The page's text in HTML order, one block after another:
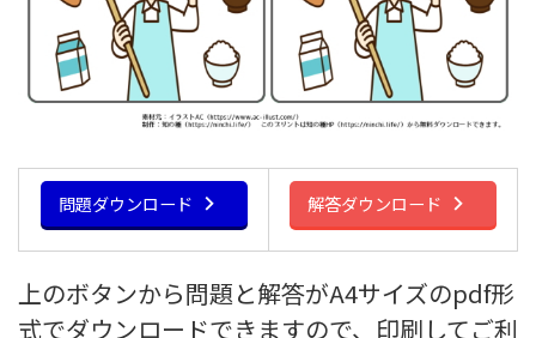
問題ダウンロード 解答ダウンロード
上のボタンから問題と解答がA4サイズのpdf形
式でダウンロードできますので、印刷してご利